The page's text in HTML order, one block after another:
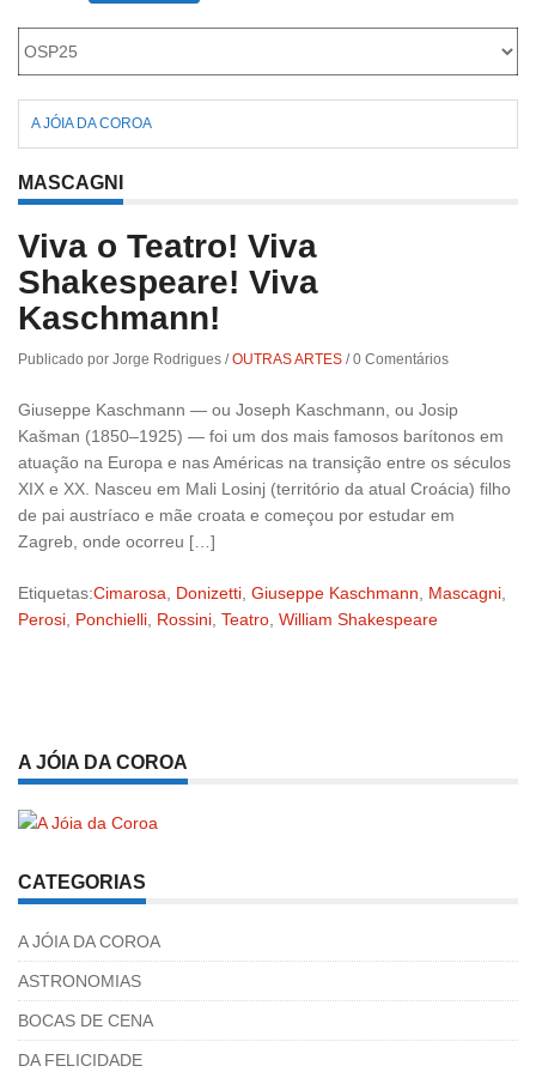
Roriz
A JÓIA DA COROA
MASCAGNI
Viva o Teatro! Viva
Shakespeare! Viva
Kaschmann!
Publicado por Jorge Rodrigues /OUTRAS ARTES /0 Comentários
Giuseppe Kaschmann — ou Joseph Kaschmann, ou Josip
Kašman (1850–1925) — foi um dos mais famosos barítonos em
atuação na Europa e nas Américas na transição entre os séculos
XIX e XX. Nasceu em Mali Losinj (território da atual Croácia) filho
de pai austríaco e mãe croata e começou por estudar em
Zagreb, onde ocorreu […]
Etiquetas:Cimarosa Donizetti Giuseppe Kaschmann Mascagni
Perosi Ponchielli Rossini Teatro William Shakespeare
A JÓIA DA COROA
CATEGORIAS
A JÓIA DA COROA
ASTRONOMIAS
BOCAS DE CENA
DA FELICIDADE